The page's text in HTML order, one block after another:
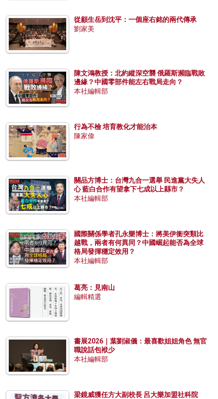
從顧生岳到沈平：一個座右銘的兩代傳承
劉家美
陳文鴻教授：北約縱深空襲 俄羅斯瀕臨戰敗
邊緣？中國零部件能左右戰局走向？
本社編輯部
行為不檢 培育教化才能治本
陳家偉
關品方博士：台灣九合一選舉 民進黨大失人
心 藍白合作有望拿下七成以上縣市？
本社編輯部
國際關係學者孔永樂博士：將美伊衝突類比
越戰，兩者有何異同？中國崛起能否為全球
格局發揮穩定效用？
本社編輯部
葛亮：見南山
編輯精選
書展2026｜葉劉淑儀：最喜歡姐姐角色 無官
職說話包袱少
本社編輯部
梁鏡威獲任方大副校長 呂大樂加盟社科院